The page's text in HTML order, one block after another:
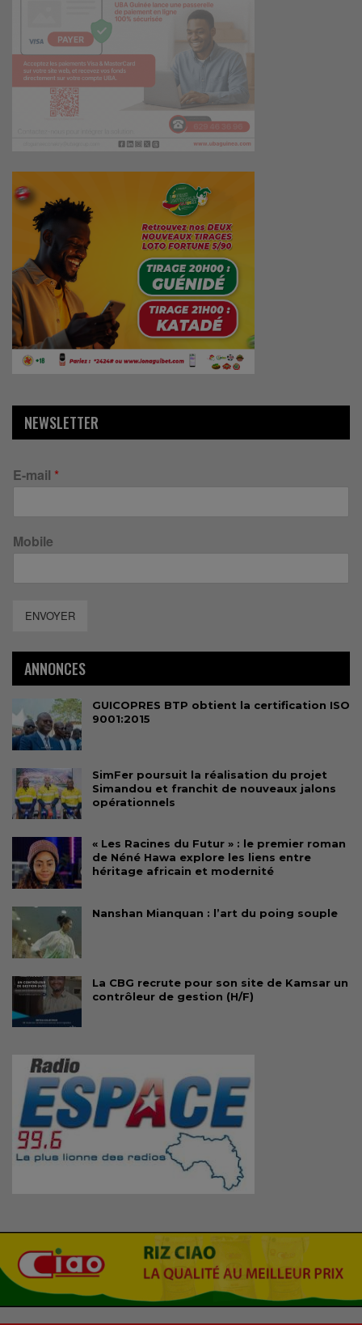
NEWSLETTER
E-mail *
Mobile
ENVOYER
ANNONCES
GUICOPRES BTP obtient la certification ISO
9001:2015
SimFer poursuit la réalisation du projet
Simandou et franchit de nouveaux jalons
opérationnels
« Les Racines du Futur » : le premier roman
de Néné Hawa explore les liens entre
héritage africain et modernité
Nanshan Mianquan : l’art du poing souple
La CBG recrute pour son site de Kamsar un
contrôleur de gestion (H/F)